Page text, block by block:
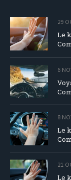
29
Le
6
8
Le
21
Le